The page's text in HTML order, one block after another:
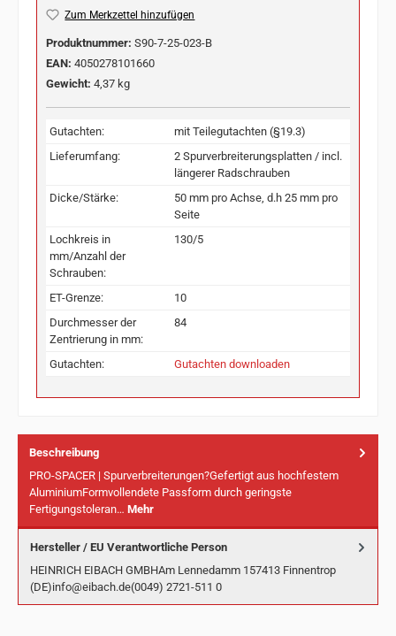
Zum Merkzettel hinzufügen
Produktnummer: S90-7-25-023-B
EAN: 4050278101660
Gewicht: 4,37 kg
Gutachten:
mit Teilegutachten (§19.3)
Lieferumfang:
2 Spurverbreiterungsplatten / incl.
längerer Radschrauben
Dicke/Stärke:
50 mm pro Achse, d.h 25 mm pro
Seite
Lochkreis in
mm/Anzahl der
Schrauben:
130/5
ET-Grenze:
10
Durchmesser der
Zentrierung in mm:
84
Gutachten: Gutachten downloaden
Beschreibung
PRO-SPACER | Spurverbreiterungen?Gefertigt aus hochfestem
AluminiumFormvollendete Passform durch geringste
Fertigungstoleran… Mehr
Hersteller / EU Verantwortliche Person
HEINRICH EIBACH GMBHAm Lennedamm 157413 Finnentrop
(DE)info@eibach.de(0049) 2721-511 0